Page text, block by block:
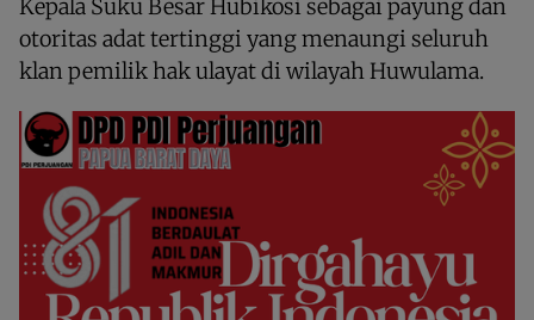
Kepala Suku Besar Hubikosi sebagai payung dan
otoritas adat tertinggi yang menaungi seluruh
klan pemilik hak ulayat di wilayah Huwulama.